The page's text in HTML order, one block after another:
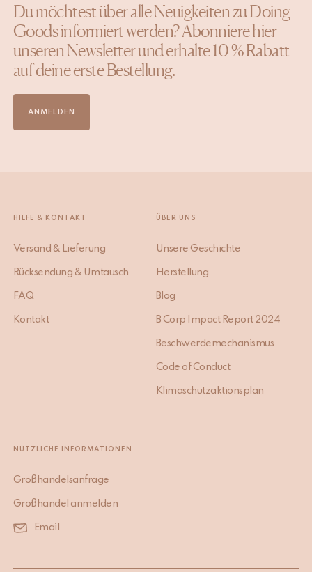
Du möchtest über alle Neuigkeiten zu Doing
Goods informiert werden? Abonniere hier
unseren Newsletter und erhalte 10 % Rabatt
auf deine erste Bestellung.
ANMELDEN
HILFE & KONTAKT
Versand & Lieferung
Rücksendung & Umtausch
FAQ
Kontakt
ÜBER UNS
Unsere Geschichte
Herstellung
Blog
B Corp Impact Report 2024
Beschwerdemechanismus
Code of Conduct
Klimaschutzaktionsplan
NÜTZLICHE INFORMATIONEN
Großhandelsanfrage
Großhandel anmelden
Email